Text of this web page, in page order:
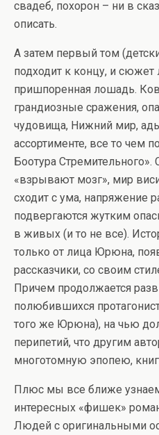
свадеб, похорон – ни в
описать.
А затем первый том
подходит к концу, и сюжет
пришпоренная лошадь.
грандиозные сражения,
чудовища, Нижний мир,
ассортименте, все то чем
Боотура
«взрывают мозг», мир
сходит с ума, напряжение
подвергаются жутким
в живых (и то не все).
только от лица Юрюна,
рассказчики, со своим
Причем продолжается
полюбившихся
того же Юрюна), на чью
перипетий, что другим
многотомную эпопею,
Плюс мы все ближе
интересных «фишек»
Людей с оригинальными